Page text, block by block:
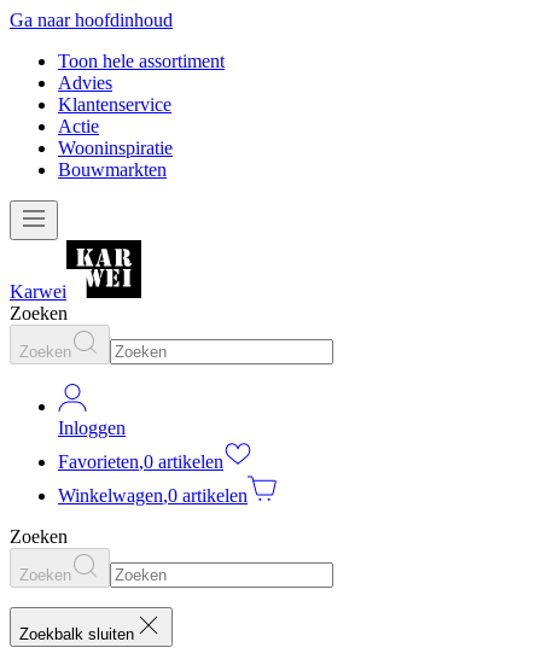
Ga naar hoofdinhoud
Toon hele assortiment
Advies
Klantenservice
Actie
Wooninspiratie
Bouwmarkten
Karwei
Zoeken
Zoeken
Inloggen
Favorieten,0 artikelen
Winkelwagen,0 artikelen
Zoeken
Zoeken
Zoekbalk sluiten